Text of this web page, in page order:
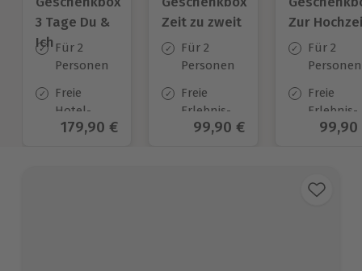
3 Tage Du &
Ich Für 2
Personen
Freie
Hotel-
Auswahl
Aktueller Preis
179,90 €
Zeit zu zweit
Für 2
Personen
Freie
Erlebnis-
Auswahl
Aktueller Preis
99,90 €
Zur
Für 2
Personen
Freie
Erlebnis-
Auswahl
99,90